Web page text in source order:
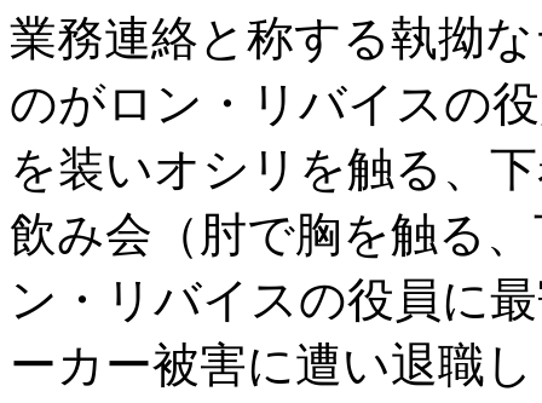
業務連絡と称する執拗
のがロン・リバイスの
を装いオシリを触る、
飲み会（肘で胸を触る
ン・リバイスの役員に
ーカー被害に遭い退職